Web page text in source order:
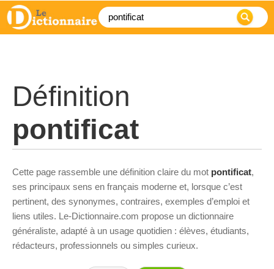
Définition
pontificat
Cette page rassemble une définition claire du mot pontificat,
ses principaux sens en français moderne et, lorsque c’est
pertinent, des synonymes, contraires, exemples d’emploi et
liens utiles. Le-Dictionnaire.com propose un dictionnaire
généraliste, adapté à un usage quotidien : élèves, étudiants,
rédacteurs, professionnels ou simples curieux.